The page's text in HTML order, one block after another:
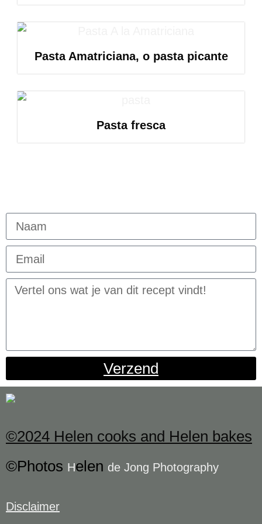
Pasta Amatriciana, o pasta picante
Pasta fresca
Verzend
©2024 Helen cooks and Helen bakes
©Photos Helen de Jong Photography
Disclaimer